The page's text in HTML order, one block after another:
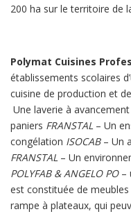
200 ha sur le territoire de
Polymat Cuisines
établissements scolaires
cuisine de production et
Une laverie à
paniers FRANSTAL – Un
congélation ISOCAB – Un
FRANSTAL – Un
POLYFAB & ANGELO PO–
est constituée de
rampe à plateaux, qui